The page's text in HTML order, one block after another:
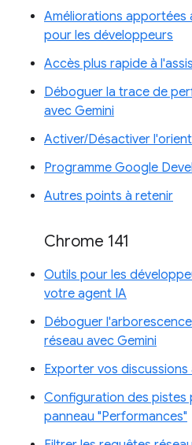
Améliorations apportées
pour les développeurs
Accès plus rapide à
Déboguer la trace de
avec Gemini
Activer/Désactiver
Programme Google
Autres points à retenir
Chrome 141
Outils pour les
votre agent IA
Déboguer
réseau avec Gemini
Exporter vos discussions
Configuration des pistes
panneau "Performances"